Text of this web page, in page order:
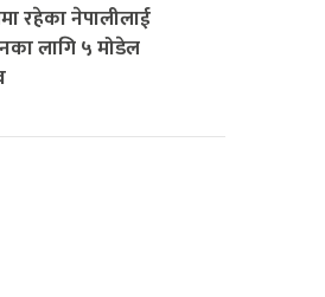
रहेका नेपालीलाई
लागि ५ मोडेल